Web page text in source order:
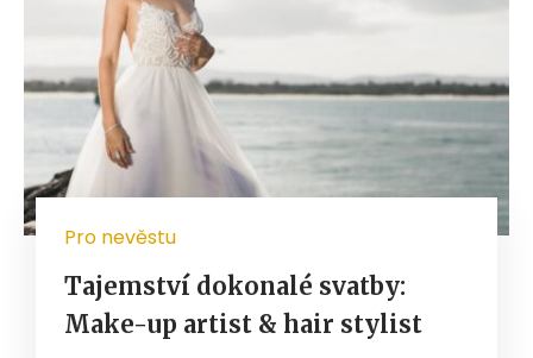
Pro nevěstu
Tajemství dokonalé svatby:
Make-up artist & hair stylist